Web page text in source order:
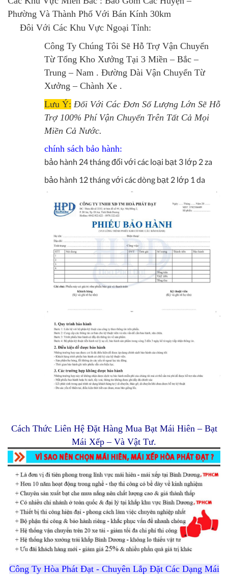
Phường Và Thành Phố Với Bán Kính 30km
Đôi Với Các Khu Vực Ngoại Tỉnh:
Công Ty Chúng Tôi Sẽ Hỗ Trợ Vận Chuyển
Từ Tổng Kho Xưởng Tại 3 Miền – Bắc –
Trung – Nam . Đường Dài Vận Chuyển Từ
Xưởng – Chành Xe .
Lưu Ý: Đối Với Các Đơn Số Lượng Lớn Sẽ Hỗ
Trợ 100% Phí Vận Chuyển Trên Tất Cả Mọi
Miền Cả Nước.
chính sách bảo hành:
bảo hành 24 tháng đối với các loại bạt 3 lớp 2 za
bảo hành 12 tháng với các dòng bạt 2 lớp 1 da
Cách Thức Liên Hệ Đặt Hàng Mua Bạt Mái Hiên – Bạt
Mái Xếp – Và Vật Tư.
Công Ty Hòa Phát Đạt - Chuyên Lắp Đặt Các Dạng Mái